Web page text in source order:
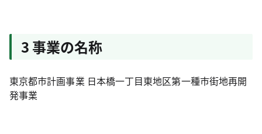
3 事業の名称
東京都市計画事業 日本橋一丁目東地区第一種市街地再開
発事業